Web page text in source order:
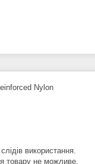
Nylon
використання.
товару не можливе.